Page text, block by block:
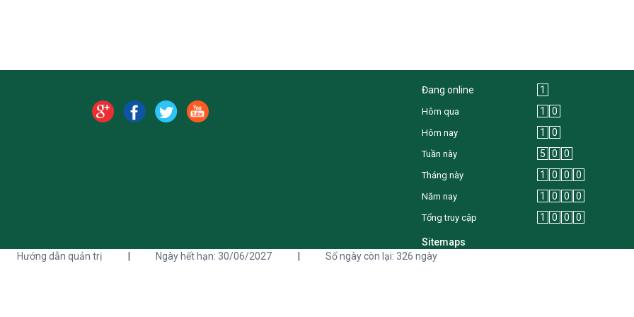
Đang online 1
Hôm qua 1 0
Hôm nay 1 0
Tuần này 5 0 0
Tháng này 1 0 0 0
Năm nay 1 0 0 0
Tổng truy cập 1 0 0 0
Sitemaps
Hướng dẫn quản trị | Ngày hết hạn: 30/06/2027 | Số ngày còn lại: 326 ngày